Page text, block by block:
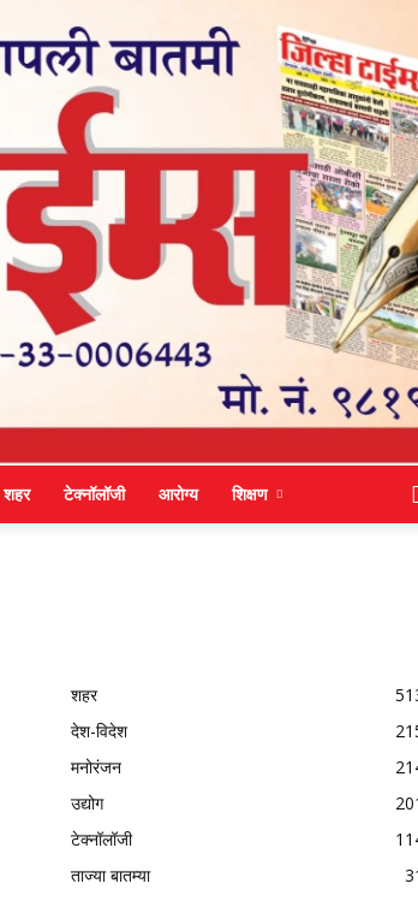
शहर टेक्नॉलॉजी आरोग्य शिक्षण
शहर
देश-विदेश
मनोरंजन
उद्योग
टेक्नॉलॉजी
ताज्या बातम्या